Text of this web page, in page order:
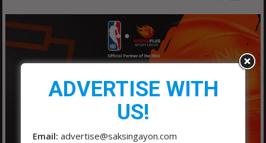
ADVERTISE WITH
US!
Email: advertise@saksingayon.com